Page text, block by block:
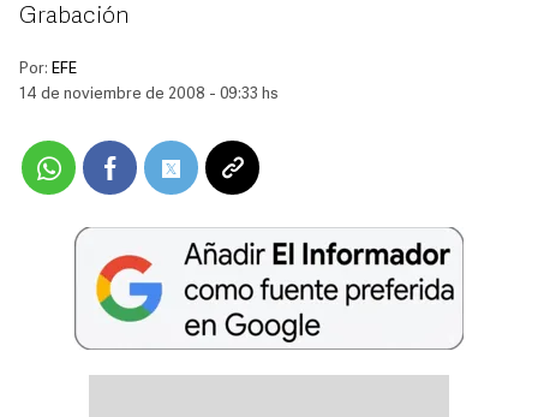
Grabación
Por: EFE
14 de noviembre de 2008 - 09:33 hs